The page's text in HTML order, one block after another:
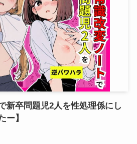
新卒問題児2人を性処理係にし
ー】